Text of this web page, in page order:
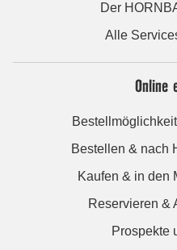
Der
Alle
Online
Bestellen & nach
Kaufen & in den
Reservieren &
Prospekte